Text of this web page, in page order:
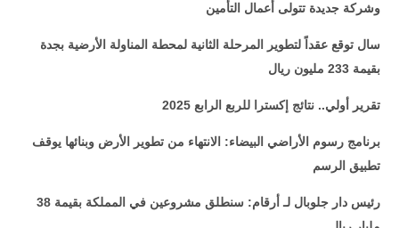
وشركة جديدة تتولى أعمال التأمين
سال توقع عقداً لتطوير المرحلة الثانية لمحطة المناولة الأرضية بجدة
بقيمة 233 مليون ريال
تقرير أولي.. نتائج إكسترا للربع الرابع 2025
برنامج رسوم الأراضي البيضاء: الانتهاء من تطوير الأرض وبنائها يوقف
تطبيق الرسم
رئيس دار جلوبال لـ أرقام: سنطلق مشروعين في المملكة بقيمة 38